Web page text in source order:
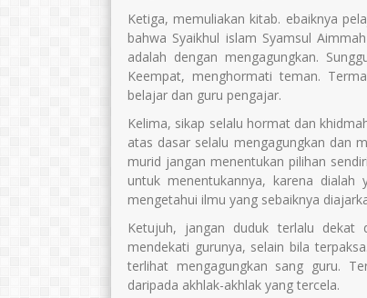
Ketiga, memuliakan kitab. ebaiknya
bahwa Syaikhul islam Syamsul
adalah dengan mengagungkan.
Keempat, menghormati teman.
belajar dan guru pengajar.
Kelima, sikap selalu hormat dan
atas dasar selalu mengagungkan dan
murid jangan menentukan pilihan
untuk menentukannya, karena
mengetahui ilmu yang sebaiknya
Ketujuh, jangan duduk terlalu dekat
mendekati gurunya, selain bila
terlihat mengagungkan sang guru.
daripada akhlak-akhlak yang tercela.